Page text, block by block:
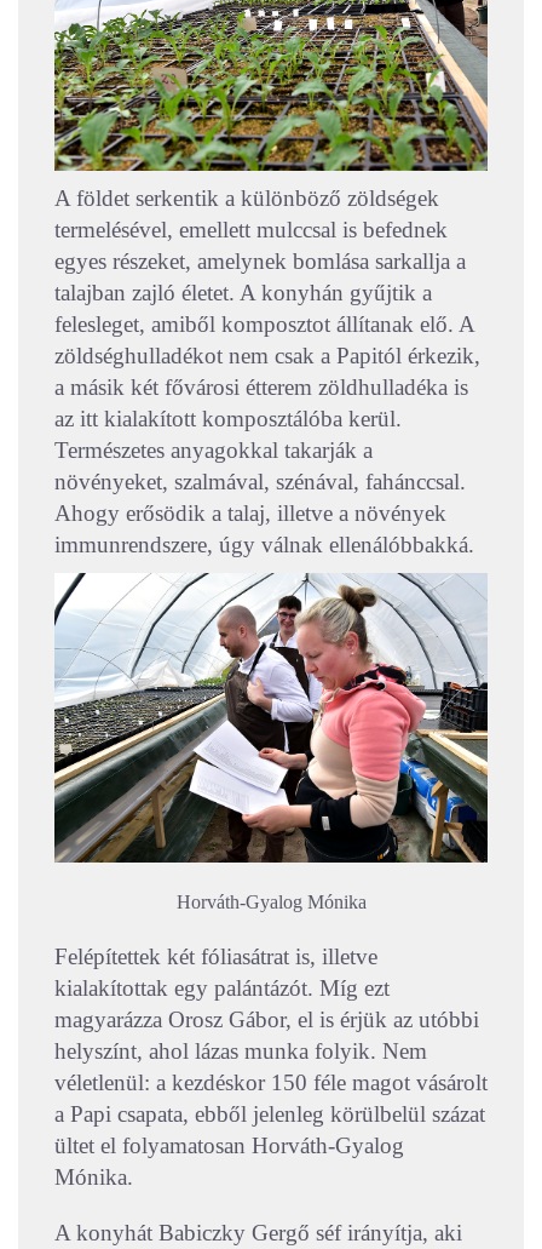
A földet serkentik a különböző zöldségek
termelésével, emellett mulccsal is befednek
egyes részeket, amelynek bomlása sarkallja a
talajban zajló életet. A konyhán gyűjtik a
felesleget, amiből komposztot állítanak elő. A
zöldséghulladékot nem csak a Papitól érkezik,
a másik két fővárosi étterem zöldhulladéka is
az itt kialakított komposztálóba kerül.
Természetes anyagokkal takarják a
növényeket, szalmával, szénával, fahánccsal.
Ahogy erősödik a talaj, illetve a növények
immunrendszere, úgy válnak ellenálóbbakká.
Horváth-Gyalog Mónika
Felépítettek két fóliasátrat is, illetve
kialakítottak egy palántázót. Míg ezt
magyarázza Orosz Gábor, el is érjük az utóbbi
helyszínt, ahol lázas munka folyik. Nem
véletlenül: a kezdéskor 150 féle magot vásárolt
a Papi csapata, ebből jelenleg körülbelül százat
ültet el folyamatosan Horváth-Gyalog
Mónika.
A konyhát Babiczky Gergő séf irányítja, aki